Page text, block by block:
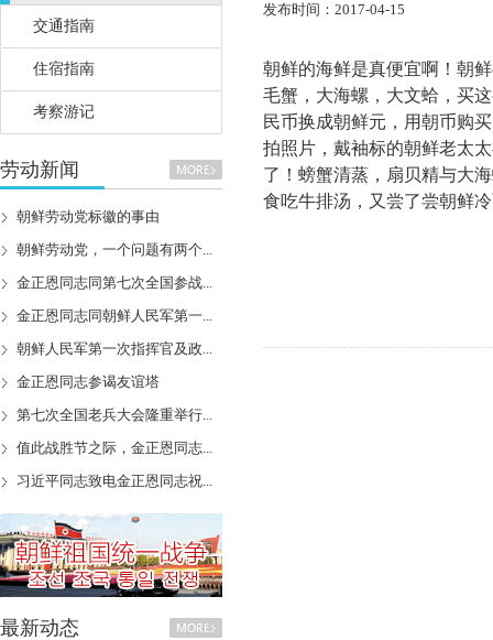
交通指南
住宿指南
考察游记
劳动新闻
朝鲜劳动党标徽的事由
朝鲜劳动党，一个问题有两个...
金正恩同志同第七次全国参战...
金正恩同志同朝鲜人民军第一...
朝鲜人民军第一次指挥官及政...
金正恩同志参谒友谊塔
第七次全国老兵大会隆重举行...
值此战胜节之际，金正恩同志...
习近平同志致电金正恩同志祝...
最新动态
发布时间：2017-04-15
朝鲜的海鲜是真便宜啊！朝
毛蟹，大海螺，大文蛤，买
民币换成朝鲜元，用朝币购
拍照片，戴袖标的朝鲜老太
了！螃蟹清蒸，扇贝精与大
食吃牛排汤，又尝了尝朝鲜